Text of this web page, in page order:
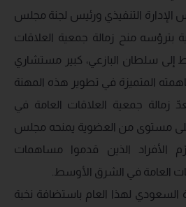
الإدارة التنفيذي ورئيس لجنة مجلس
بترؤسه منح زمالة جمعية العلاقات
إلى سلطان البازعي، كبير مستشاري
المتميزة في تطوير هذه المهنة
جمعية العلاقات العامة في
مستوى من العضوية يمنحه مجلس
الأفراد الذين قدموا مساهمات
العامة في الشرق الأوسط.
لهذا العام باستضافة نخبة